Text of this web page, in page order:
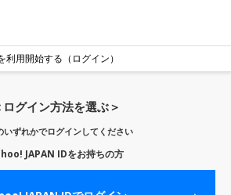
利用開始する（ログイン）
ログイン方法を選ぶ＞
いずれかでログインしてください
JAPAN IDをお持ちの方